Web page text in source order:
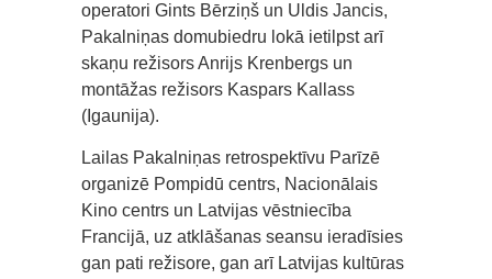
operatori Gints Bērziņš un Uldis Jancis,
Pakalniņas domubiedru lokā ietilpst arī
skaņu režisors Anrijs Krenbergs un
montāžas režisors Kaspars Kallass
(Igaunija).
Lailas Pakalniņas retrospektīvu Parīzē
organizē Pompidū centrs, Nacionālais
Kino centrs un Latvijas vēstniecība
Francijā, uz atklāšanas seansu ieradīsies
gan pati režisore, gan arī Latvijas kultūras